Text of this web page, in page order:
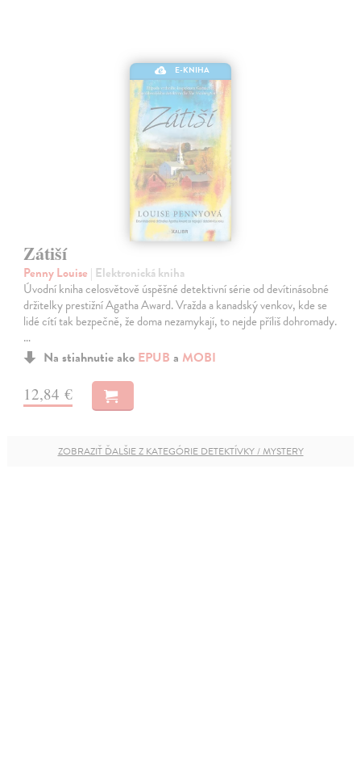
E-KNIHA
Zátiší
Penny Louise | Elektronická kniha
Úvodní kniha celosvětově úspěšné detektivní série od devítinásobné
držitelky prestižní Agatha Award. Vražda a kanadský venkov, kde se
lidé cítí tak bezpečně, že doma nezamykají, to nejde příliš dohromady.
…
Na stiahnutie ako EPUB a MOBI
12,84 €
ZOBRAZIŤ ĎALŠIE Z KATEGÓRIE DETEKTÍVKY / MYSTERY